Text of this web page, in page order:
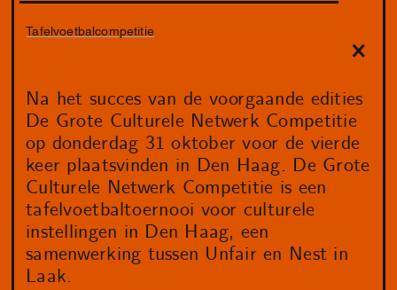
Tafelvoetbalcompetitie
Na het succes van de voorgaande edities
De Grote Culturele Netwerk Competitie
op donderdag 31 oktober voor de vierde
keer plaatsvinden in Den Haag. De Grote
Culturele Netwerk Competitie is een
tafelvoetbaltoernooi voor culturele
instellingen in Den Haag, een
samenwerking tussen Unfair en Nest in
Laak.